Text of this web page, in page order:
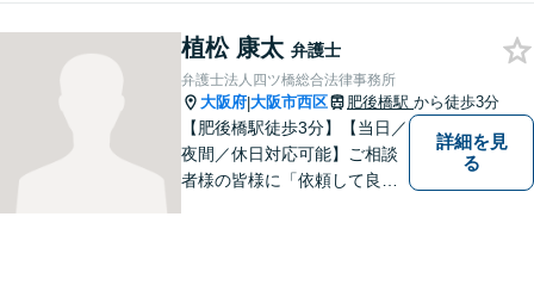
できるよう全力でサポートさ
せていただきます。一度ご相
談ください。
植松 康太 弁護士
弁護士法人四ツ橋総合法律事務所
大阪府|大阪市西区 肥後橋駅 から徒歩3分
【肥後橋駅徒歩3分】【当日／
夜間／休日対応可能】ご相談
者様の皆様に「依頼して良か
詳細を見
る